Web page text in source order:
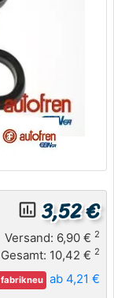
insert_chart_outlined 3,52 €
Versand: 6,90 € 2
Gesamt: 10,42 € 2
fabrikneu ab 4,21 €